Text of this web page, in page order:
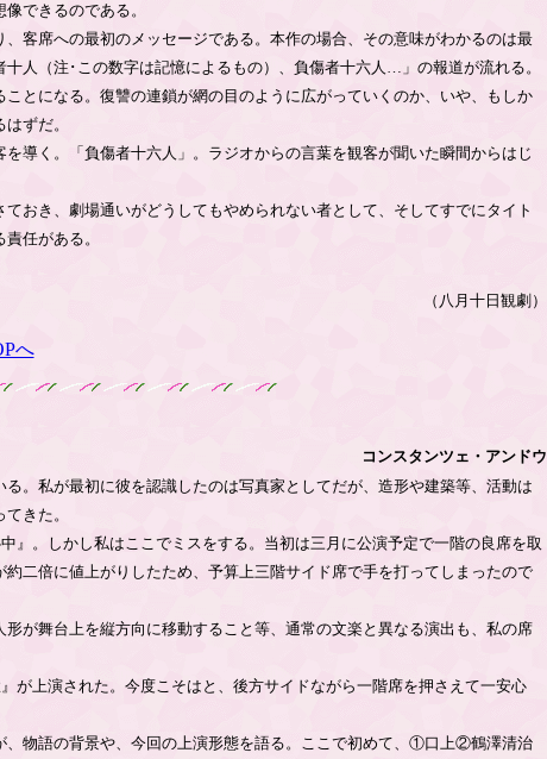
できるのである。
客席への最初のメッセージである。本作の場合、その意味がわかるのは最
人（注･この数字は記憶によるもの）、負傷者十六人…」の報道が流れる。
とになる。復讐の連鎖が網の目のように広がっていくのか、いや、もしか
ずだ。
導く。「負傷者十六人」。ラジオからの言葉を観客が聞いた瞬間からはじ
おき、劇場通いがどうしてもやめられない者として、そしてすでにタイト
任がある。
（八月十日観劇）
へ
コンスタンツェ・アンドウ
。私が最初に彼を認識したのは写真家としてだが、造形や建築等、活動は
きた。
。しかし私はここでミスをする。当初は三月に公演予定で一階の良席を取
二倍に値上がりしたため、予算上三階サイド席で手を打ってしまったので
が舞台上を縦方向に移動すること等、通常の文楽と異なる演出も、私の席
上演された。今度こそはと、後方サイドながら一階席を押さえて一安心
物語の背景や、今回の上演形態を語る。ここで初めて、①口上②鶴澤清治